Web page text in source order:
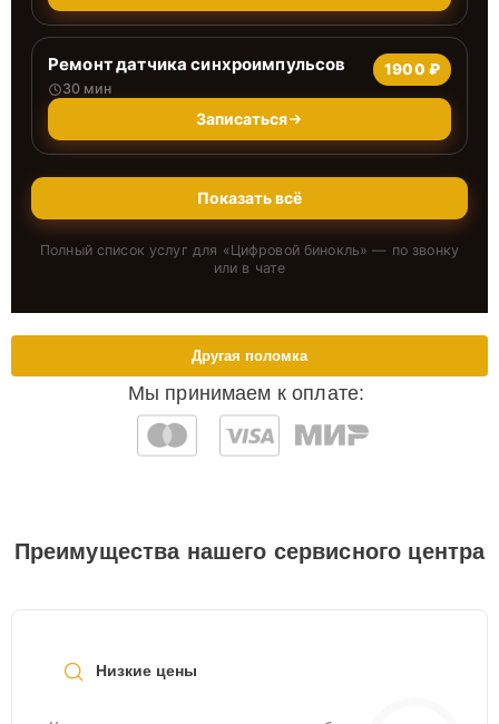
Ремонт датчика синхроимпульсов
30 мин
1900 ₽
Записаться
Показать всё
Полный список услуг для «Цифровой бинокль» — по звонку
или в чате
Мы принимаем к оплате:
Другая поломка
Преимущества нашего сервисного центра
Низкие цены